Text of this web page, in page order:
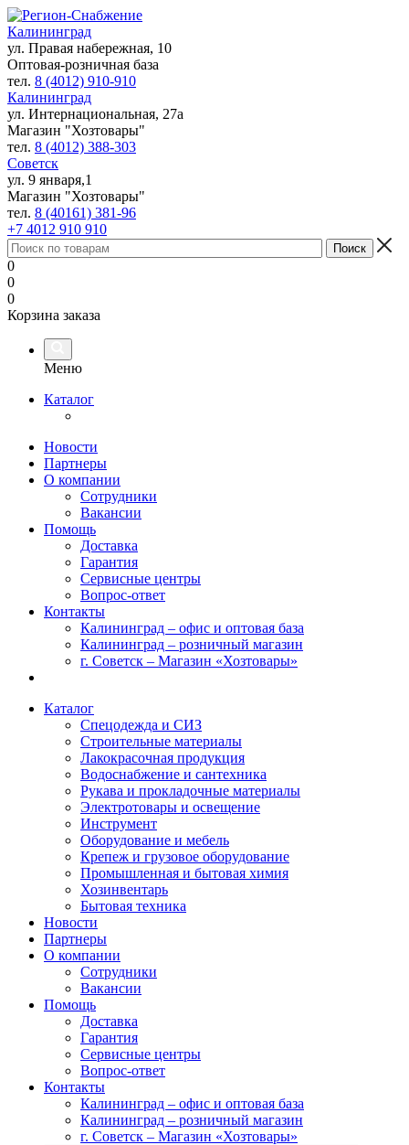
Калининград
ул. Правая набережная, 10
Оптовая-розничная база
тел. 8 (4012) 910-910
Калининград
ул. Интернациональная, 27а
Магазин "Хозтовары"
тел. 8 (4012) 388-303
Советск
ул. 9 января,1
Магазин "Хозтовары"
тел. 8 (40161) 381-96
+7 4012 910 910
0
0
0
Корзина заказа
Меню
Каталог
Новости
Партнеры
О компании
Сотрудники
Вакансии
Помощь
Доставка
Гарантия
Сервисные центры
Вопрос-ответ
Контакты
Калининград – офис и оптовая база
Калининград – розничный магазин
г. Советск – Магазин «Хозтовары»
Каталог
Спецодежда и СИЗ
Строительные материалы
Лакокрасочная продукция
Водоснабжение и сантехника
Рукава и прокладочные материалы
Электротовары и освещение
Инструмент
Оборудование и мебель
Крепеж и грузовое оборудование
Промышленная и бытовая химия
Хозинвентарь
Бытовая техника
Новости
Партнеры
О компании
Сотрудники
Вакансии
Помощь
Доставка
Гарантия
Сервисные центры
Вопрос-ответ
Контакты
Калининград – офис и оптовая база
Калининград – розничный магазин
г. Советск – Магазин «Хозтовары»